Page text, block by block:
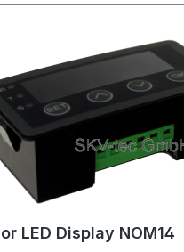
LED Display NOM14